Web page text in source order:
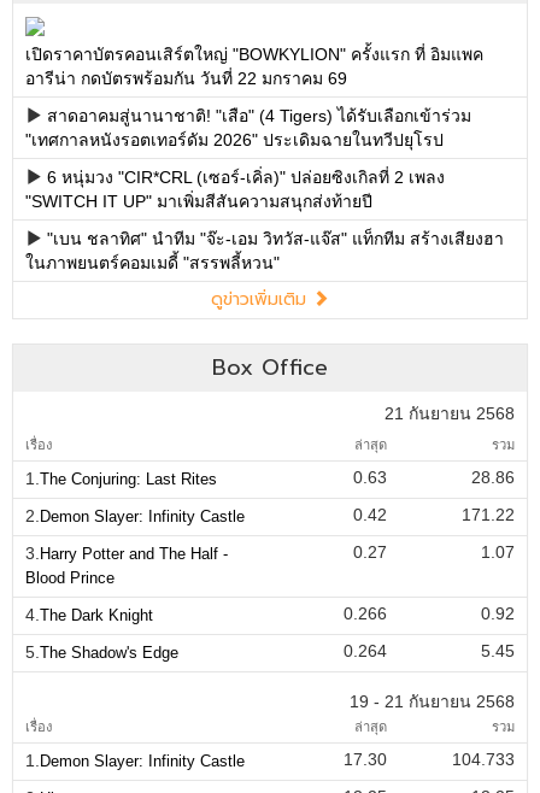
เปิดราคาบัตรคอนเสิร์ตใหญ่ "BOWKYLION" ครั้งแรก ที่ อิมแพค
อารีน่า กดบัตรพร้อมกัน วันที่ 22 มกราคม 69
สาดอาคมสู่นานาชาติ! "เสือ" (4 Tigers) ได้รับเลือกเข้าร่วม
"เทศกาลหนังรอตเทอร์ดัม 2026" ประเดิมฉายในทวีปยุโรป
6 หนุ่มวง "CIR*CRL (เซอร์-เคิ่ล)" ปล่อยซิงเกิลที่ 2 เพลง
"SWITCH IT UP" มาเพิ่มสีสันความสนุกส่งท้ายปี
"เบน ชลาทิศ" นำทีม "จ๊ะ-เอม วิทวัส-แจ๊ส" แท็กทีม สร้างเสียงฮา
ในภาพยนตร์คอมเมดี้ "สรรพลี้หวน"
ดูข่าวเพิ่มเติม
Box Office
21 กันยายน 2568
เรื่อง ล่าสุด รวม
1. The Conjuring: Last Rites 0.63
28.86
2. Demon Slayer: Infinity Castle 0.42
171.22
3. Harry Potter and The Half -
Blood Prince
0.27 1.07
4. The Dark Knight 0.266
0.92
5. The Shadow's Edge 0.264 5.45
19 - 21 กันยายน 2568
เรื่อง ล่าสุด รวม
1. Demon Slayer: Infinity Castle 17.30
104.733